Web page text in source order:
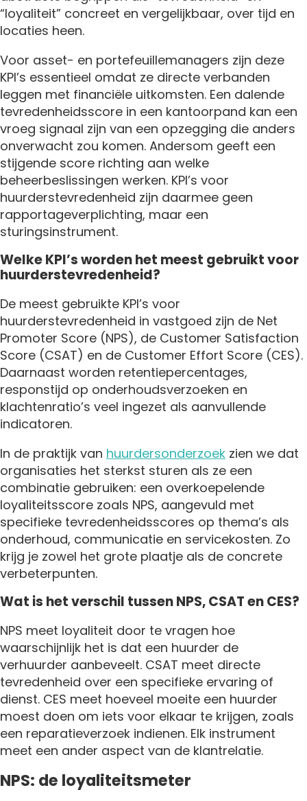
“loyaliteit” concreet en vergelijkbaar, over tijd en
locaties heen.
Voor asset- en portefeuillemanagers zijn deze
KPI’s essentieel omdat ze directe verbanden
leggen met financiële uitkomsten. Een dalende
tevredenheidsscore in een kantoorpand kan een
vroeg signaal zijn van een opzegging die anders
onverwacht zou komen. Andersom geeft een
stijgende score richting aan welke
beheerbeslissingen werken. KPI’s voor
huurderstevredenheid zijn daarmee geen
rapportageverplichting, maar een
sturingsinstrument.
Welke KPI’s worden het meest gebruikt voor
huurderstevredenheid?
De meest gebruikte KPI’s voor
huurderstevredenheid in vastgoed zijn de Net
Promoter Score (NPS), de Customer Satisfaction
Score (CSAT) en de Customer Effort Score (CES).
Daarnaast worden retentiepercentages,
responstijd op onderhoudsverzoeken en
klachtenratio’s veel ingezet als aanvullende
indicatoren.
In de praktijk van huurdersonderzoek zien we dat
organisaties het sterkst sturen als ze een
combinatie gebruiken: een overkoepelende
loyaliteitsscore zoals NPS, aangevuld met
specifieke tevredenheidsscores op thema’s als
onderhoud, communicatie en servicekosten. Zo
krijg je zowel het grote plaatje als de concrete
verbeterpunten.
Wat is het verschil tussen NPS, CSAT en CES?
NPS meet loyaliteit door te vragen hoe
waarschijnlijk het is dat een huurder de
verhuurder aanbeveelt. CSAT meet directe
tevredenheid over een specifieke ervaring of
dienst. CES meet hoeveel moeite een huurder
moest doen om iets voor elkaar te krijgen, zoals
een reparatieverzoek indienen. Elk instrument
meet een ander aspect van de klantrelatie.
NPS: de loyaliteitsmeter